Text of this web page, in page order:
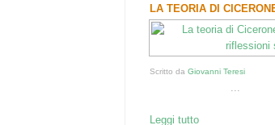
LA TEORIA DI
Scritto daGiovanni Teresi
...
Leggi tutto